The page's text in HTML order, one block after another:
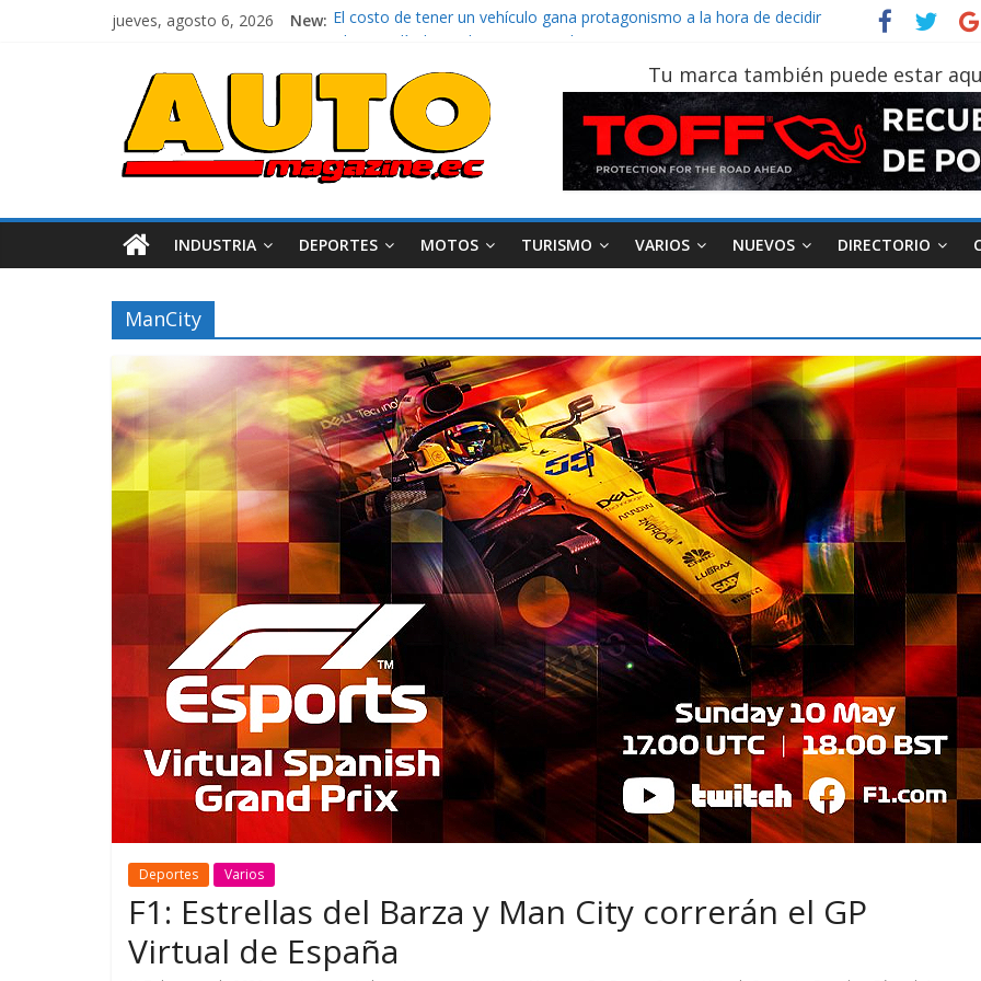
jueves, agosto 6, 2026 New: El costo de tener un vehículo gana protagonismo a la hora de decidir
¿Qué puede pasar con tu vehículo si permanece varios días sin usar?
La Vuelta al Ecuador 2026, edición 47ª, recorre 7 provincias en 8 días
La FEDAK recibe 12 Sinotruk Bolden para cubrir las rutas de La Vuelta
Tu marca también puede estar
INDUSTRIA DEPORTES MOTOS TURISMO VARIOS NUEVOS DIRECTORIO
ManCity
Deportes Varios
F1: Estrellas del Barza y Man City correrán el GP
Virtual de España
Movilidad Varios
GM reafirma su
compromiso con movilidad
más segura y conectada
Movilidad Turismo Varios
¿Qué puede pasar con tu
vehículo si permanece
varios días sin usar?
AEADE Industria Motociclismo
Movilidad
Campaña busca cambiar
destino de los
en la región